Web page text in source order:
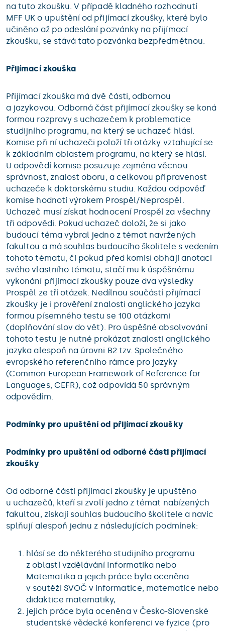
na tuto zkoušku. V případě kladného rozhodnutí
MFF UK o upuštění od přijímací zkoušky, které bylo
učiněno až po odeslání pozvánky na přijímací
zkoušku, se stává tato pozvánka bezpředmětnou.
Přijímací zkouška
Přijímací zkouška má dvě části, odbornou
a jazykovou. Odborná část přijímací zkoušky se koná
formou rozpravy s uchazečem k problematice
studijního programu, na který se uchazeč hlásí.
Komise při ní uchazeči položí tři otázky vztahující se
k základním oblastem programu, na který se hlásí.
U odpovědí komise posuzuje zejména věcnou
správnost, znalost oboru, a celkovou připravenost
uchazeče k doktorskému studiu. Každou odpověď
komise hodnotí výrokem Prospěl/Neprospěl.
Uchazeč musí získat hodnocení Prospěl za všechny
tři odpovědi. Pokud uchazeč doloží, že si jako
budoucí téma vybral jedno z témat navržených
fakultou a má souhlas budoucího školitele s vedením
tohoto tématu, či pokud před komisí obhájí anotaci
svého vlastního tématu, stačí mu k úspěšnému
vykonání přijímací zkoušky pouze dva výsledky
Prospěl ze tří otázek. Nedílnou součástí přijímací
zkoušky je i prověření znalosti anglického jazyka
formou písemného testu se 100 otázkami
(doplňování slov do vět). Pro úspěšné absolvování
tohoto testu je nutné prokázat znalosti anglického
jazyka alespoň na úrovni B2 tzv. Společného
evropského referenčního rámce pro jazyky
(Common European Framework of Reference for
Languages, CEFR), což odpovídá 50 správným
odpovědím.
Podmínky pro upuštění od přijímací zkoušky
Podmínky pro upuštění od odborné části přijímací
zkoušky
Od odborné části přijímací zkoušky je upuštěno
u uchazečů, kteří si zvolí jedno z témat nabízených
fakultou, získají souhlas budoucího školitele a navíc
splňují alespoň jednu z následujících podmínek:
hlásí se do některého studijního programu
z oblastí vzdělávání Informatika nebo
Matematika a jejich práce byla oceněna
v soutěži SVOČ v informatice, matematice nebo
didaktice matematiky,
jejich práce byla oceněna v Česko-Slovenské
studentské vědecké konferenci ve fyzice (pro